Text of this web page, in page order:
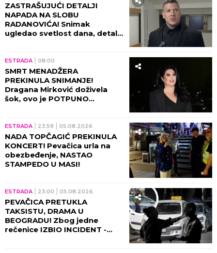
ZASTRAŠUJUĆI DETALJI
NAPADA NA SLOBU
RADANOVIĆA! Snimak
ugledao svetlost dana, detalji
ESTRADA 08:00
SMRT MENADŽERA
PREKINULA SNIMANJE!
Dragana Mirković doživela
šok, ovo je POTPUNO
ESTRADA 23:59 05.08.2026
NADA TOPČAGIĆ PREKINULA
KONCERT! Pevačica urla na
obezbeđenje, NASTAO
STAMPEDO U MASI!
ESTRADA 23:00 05.08.2026
PEVAČICA PRETUKLA
TAKSISTU, DRAMA U
BEOGRADU! Zbog jedne
rečenice IZBIO INCIDENT -